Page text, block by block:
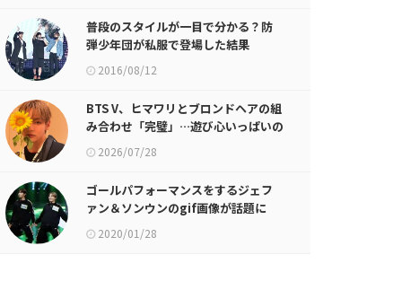
普段のスタイルが一目で分かる？防
弾少年団が私服で登場した結果
2016/08/12
BTS V、ヒマワリとブロンドヘアの組
み合わせ「完璧」…遊び心いっぱいの
日常公開
2026/07/28
ゴールパフォーマンスをするジェフ
ァン＆ソンウンのgif画像が話題に
2020/01/28